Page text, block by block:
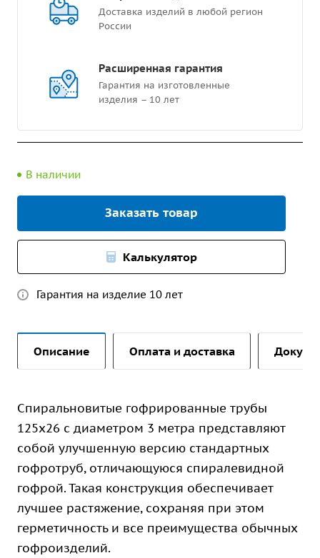
Доставка изделий в любой регион
России
Расширенная гарантия
Гарантия на изготовленные
изделия – 10 лет
В наличии
Заказать товар
Калькулятор
Гарантия на изделие 10 лет
Описание Оплата и доставка
Спиральновитые гофрированные трубы
125х26 с диаметром 3 метра представляют
собой улучшенную версию стандартных
гофротруб, отличающуюся спиралевидной
гофрой. Такая конструкция обеспечивает
лучшее растяжение, сохраняя при этом
герметичность и все преимущества обычных
гофроизделий.